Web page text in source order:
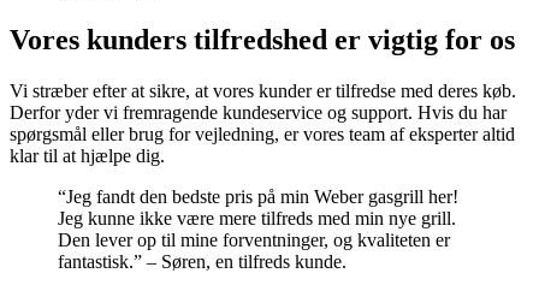
Vores kunders tilfredshed er vigtig for os
Vi stræber efter at sikre, at vores kunder er tilfredse med deres køb.
Derfor yder vi fremragende kundeservice og support. Hvis du har
spørgsmål eller brug for vejledning, er vores team af eksperter altid
klar til at hjælpe dig.
“Jeg fandt den bedste pris på min Weber gasgrill her!
Jeg kunne ikke være mere tilfreds med min nye grill.
Den lever op til mine forventninger, og kvaliteten er
fantastisk.” – Søren, en tilfreds kunde.